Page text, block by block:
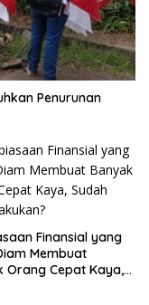
Penurunan
Finansial yang
Membuat
Orang Cepat Kaya,